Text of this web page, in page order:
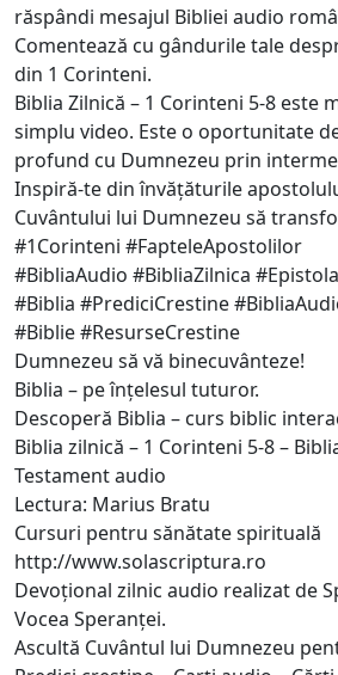
răspândi mesajul Bibliei audio
Comentează cu gândurile tale
din 1 Corinteni.
Biblia Zilnică – 1 Corinteni 5-8 este
simplu video. Este o oportunitate
profund cu Dumnezeu prin
Inspiră-te din învățăturile
Cuvântului lui Dumnezeu să
#1Corinteni #FapteleApostolilor
#BibliaAudio #BibliaZilnica
#Biblia #PrediciCrestine
#Biblie #ResurseCrestine
Dumnezeu să vă binecuvânteze!
Biblia – pe înțelesul tuturor.
Descoperă Biblia – curs biblic
Biblia zilnică – 1 Corinteni 5-8 –
Testament audio
Lectura: Marius Bratu
Cursuri pentru sănătate spirituală
http://www.solascriptura.ro
Devoțional zilnic audio realizat de
Vocea Speranței.
Ascultă Cuvântul lui Dumnezeu